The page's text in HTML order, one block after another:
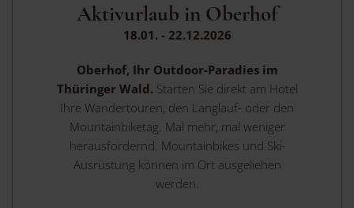
Aktivurlaub in Oberhof
18.01. - 22.12.2026
Oberhof, Ihr Outdoor-Paradies im
Thüringer Wald. Starten Sie direkt am Hotel
Ihre Wandertouren, den Langlauf- oder den
Mountainbiketag. Mal mehr, mal weniger
herausfordernd. Mountainbikes und Ski-
Ausrüstung können im Ort ausgeliehen
werden.